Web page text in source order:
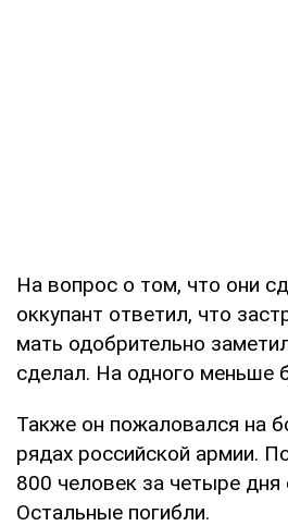
На вопрос о том, что они
оккупант ответил, что
мать одобрительно
сделал. На одного меньше
Также он пожаловался на
рядах российской армии.
800 человек за четыре дня
Остальные погибли.